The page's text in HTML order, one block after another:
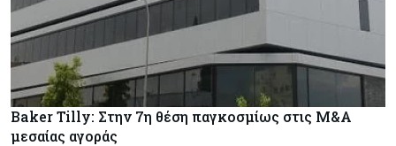
Baker Tilly: Στην 7η θέση παγκοσμίως στις M&A
μεσαίας αγοράς